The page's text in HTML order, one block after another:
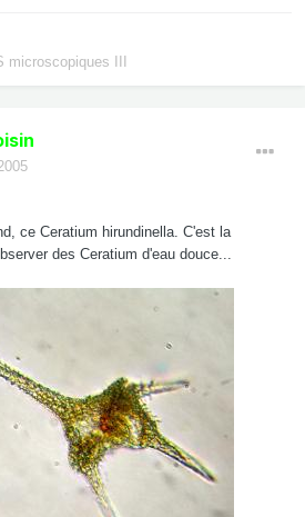
microscopiques III
ce Ceratium hirundinella. C'est la
des Ceratium d'eau douce...